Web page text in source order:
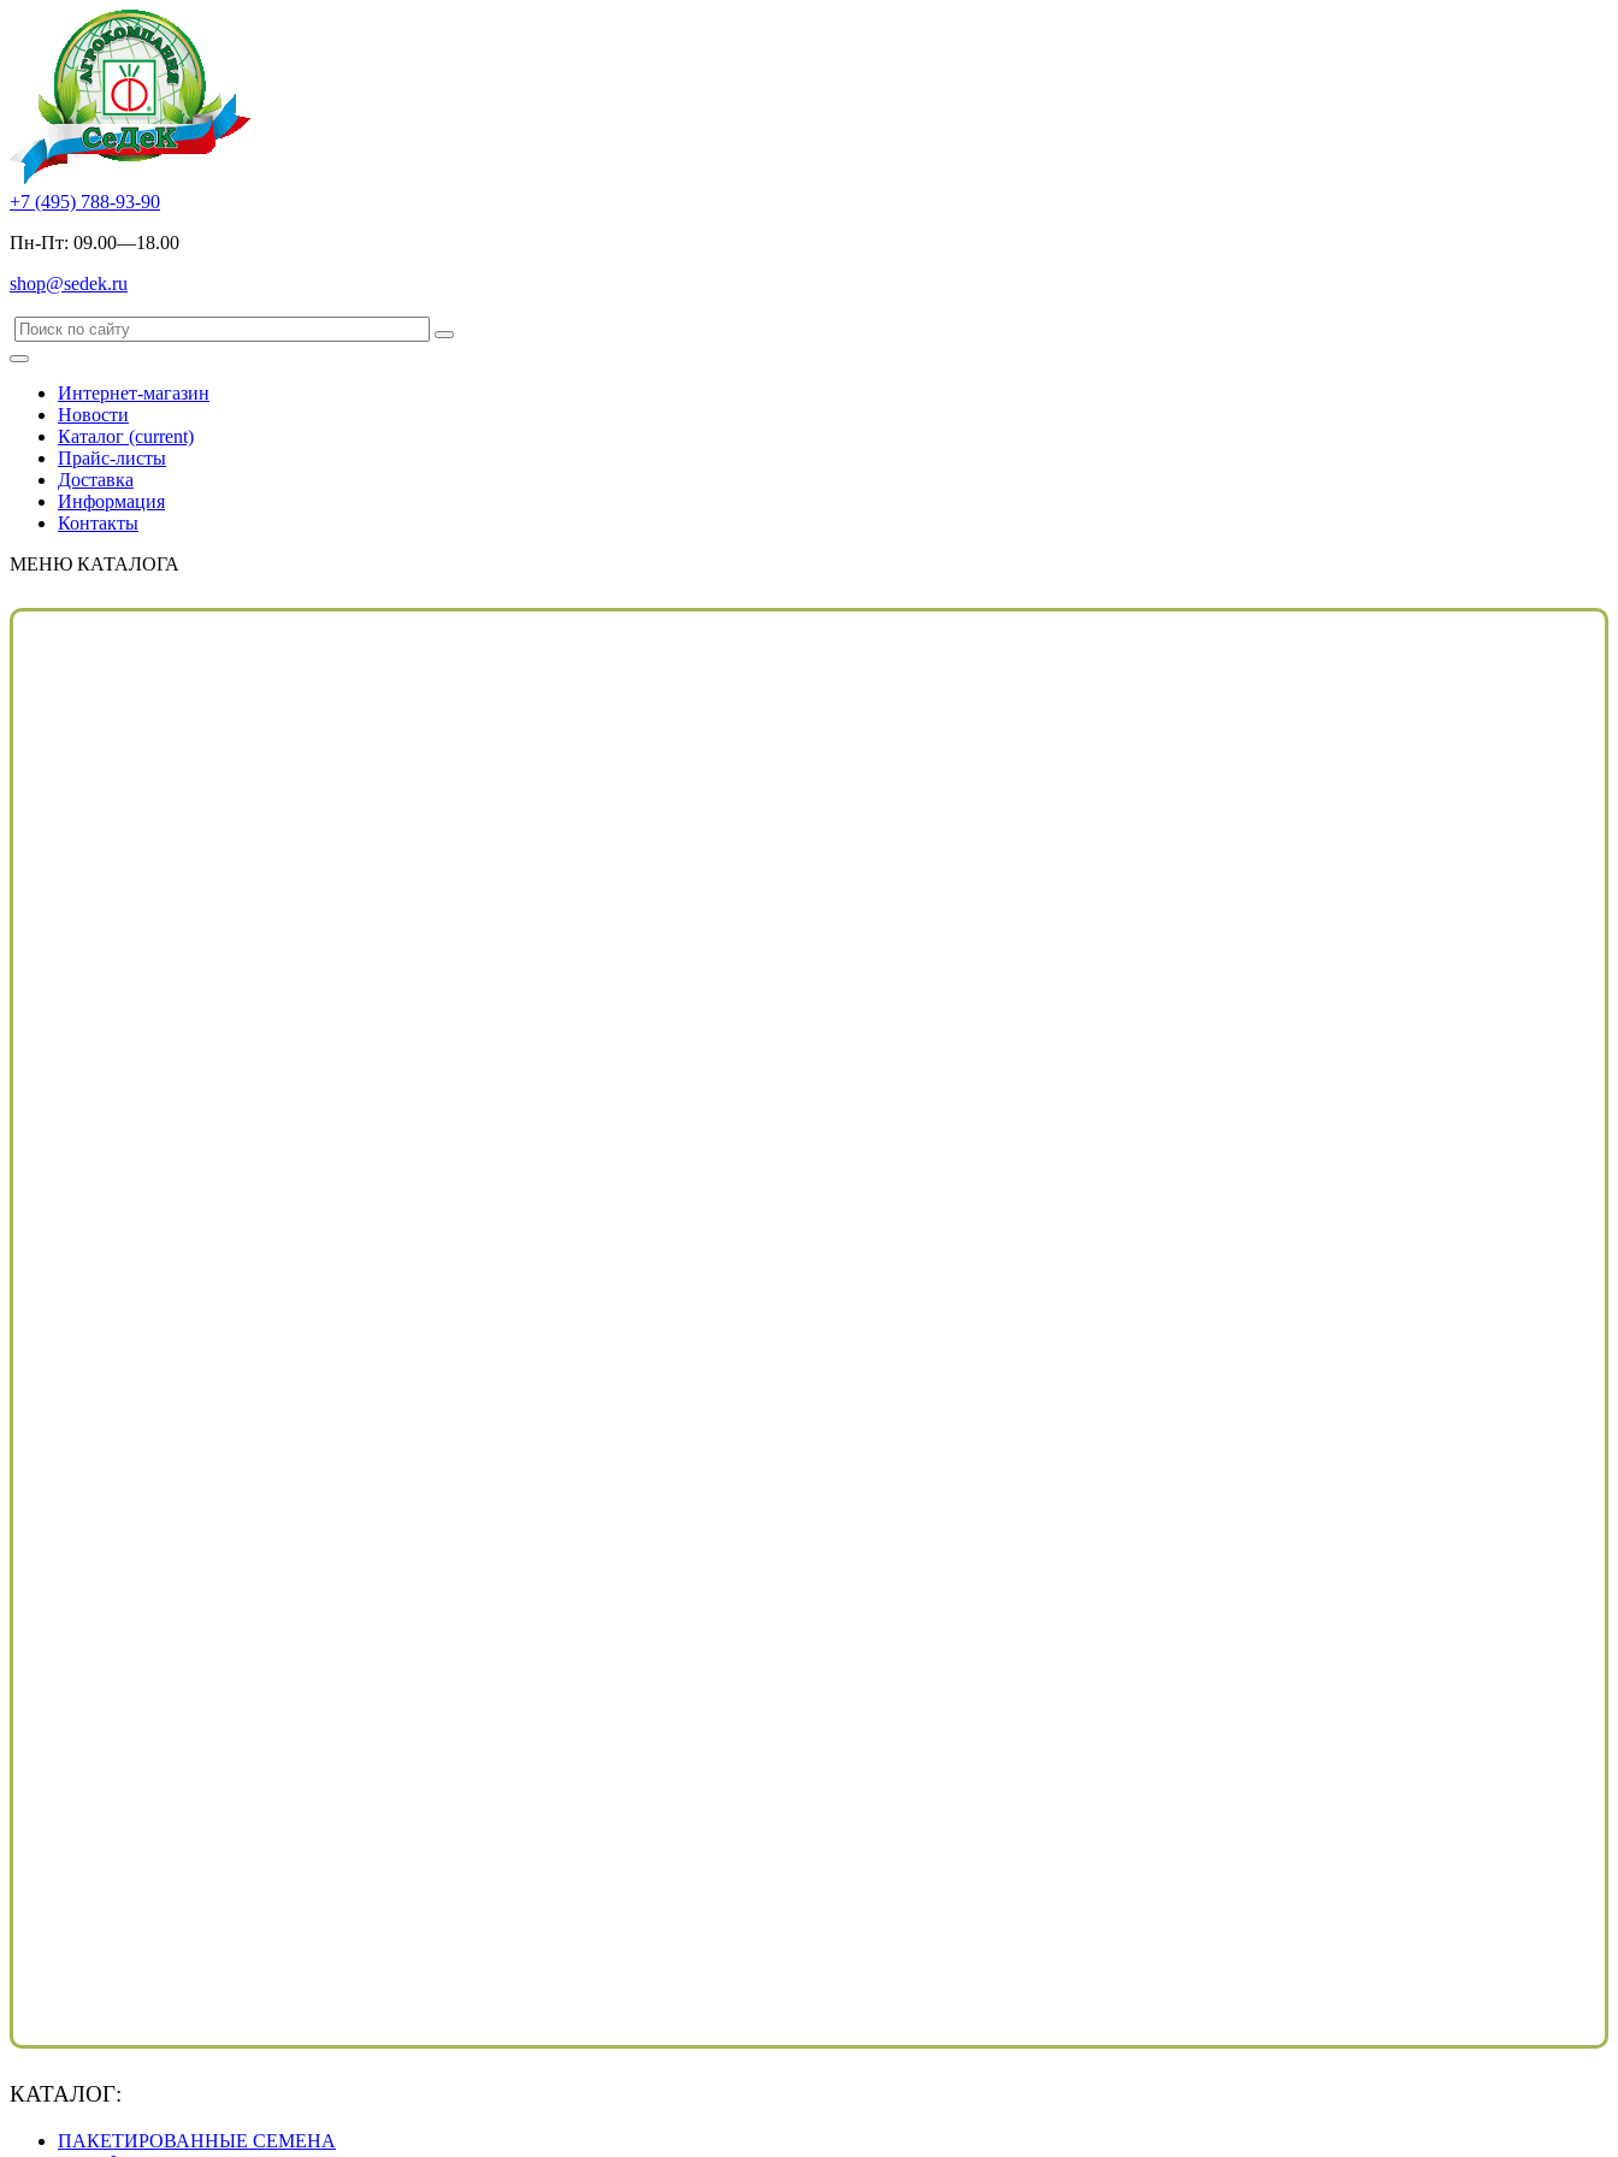
+7 (495) 788-93-90
Пн-Пт: 09.00—18.00
shop@sedek.ru
Интернет-магазин
Новости
Каталог (current)
Прайс-листы
Доставка
Информация
Контакты
МЕНЮ КАТАЛОГА
КАТАЛОГ:
ПАКЕТИРОВАННЫЕ СЕМЕНА